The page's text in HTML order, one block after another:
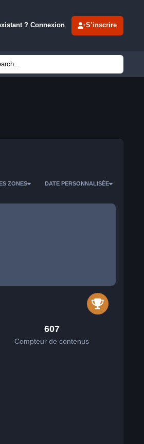
? Connexion S’inscrire
ZONES DATE PERSONNALISÉE
607
Compteur de contenus